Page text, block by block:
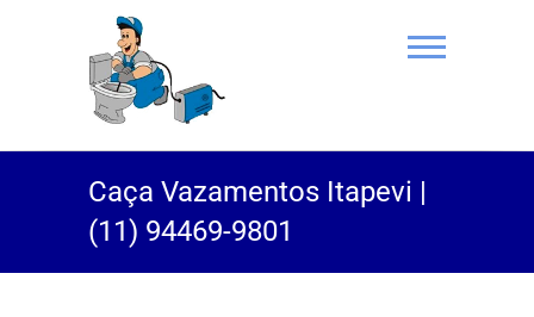
(11) 94469-
9801 |
Rei do Esgoto
Caça Vazamentos Itapevi |
(11) 94469-9801